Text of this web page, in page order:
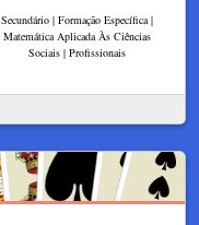
Secundário | Formação Específica |
Matemática Aplicada Às Ciências
Sociais | Profissionais